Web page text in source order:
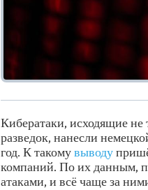
Кибератаки, исходящие
разведок, нанесли
год. К такомувыводу
компаний. По их данным,
атаками, и всё чаще за